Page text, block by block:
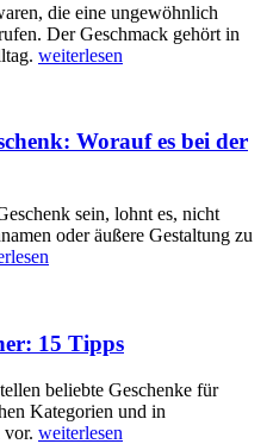
die eine ungewöhnlich
Der Geschmack gehört in
weiterlesen
Worauf es bei der
sein, lohnt es, nicht
oder äußere Gestaltung zu
15 Tipps
beliebte Geschenke für
Kategorien und in
vor. weiterlesen